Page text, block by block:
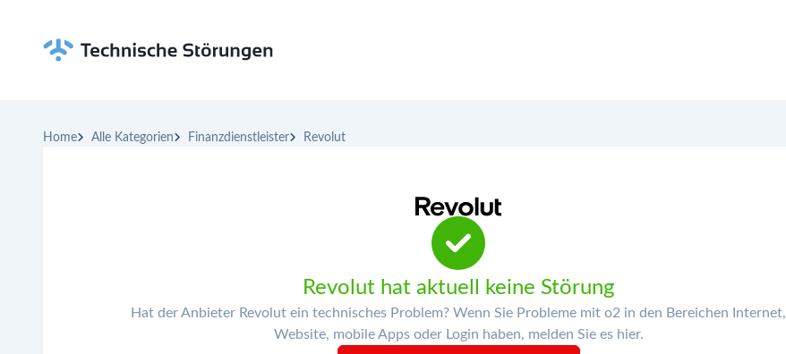
Home Alle Kategorien Finanzdienstleister Revolut
Revolut hat aktuell keine Störung
Hat der Anbieter Revolut ein technisches Problem? Wenn Sie Probleme mit o2 in den Bereichen Internet,
Website, mobile Apps oder Login haben, melden Sie es hier.